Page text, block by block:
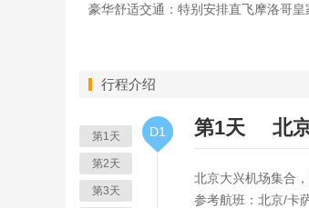
豪华舒适交通：特别安排直飞摩洛哥皇
行程介绍
第1天
第2天
第3天
D1 第1天 北
北京大兴机场集合
参考航班：北京/卡